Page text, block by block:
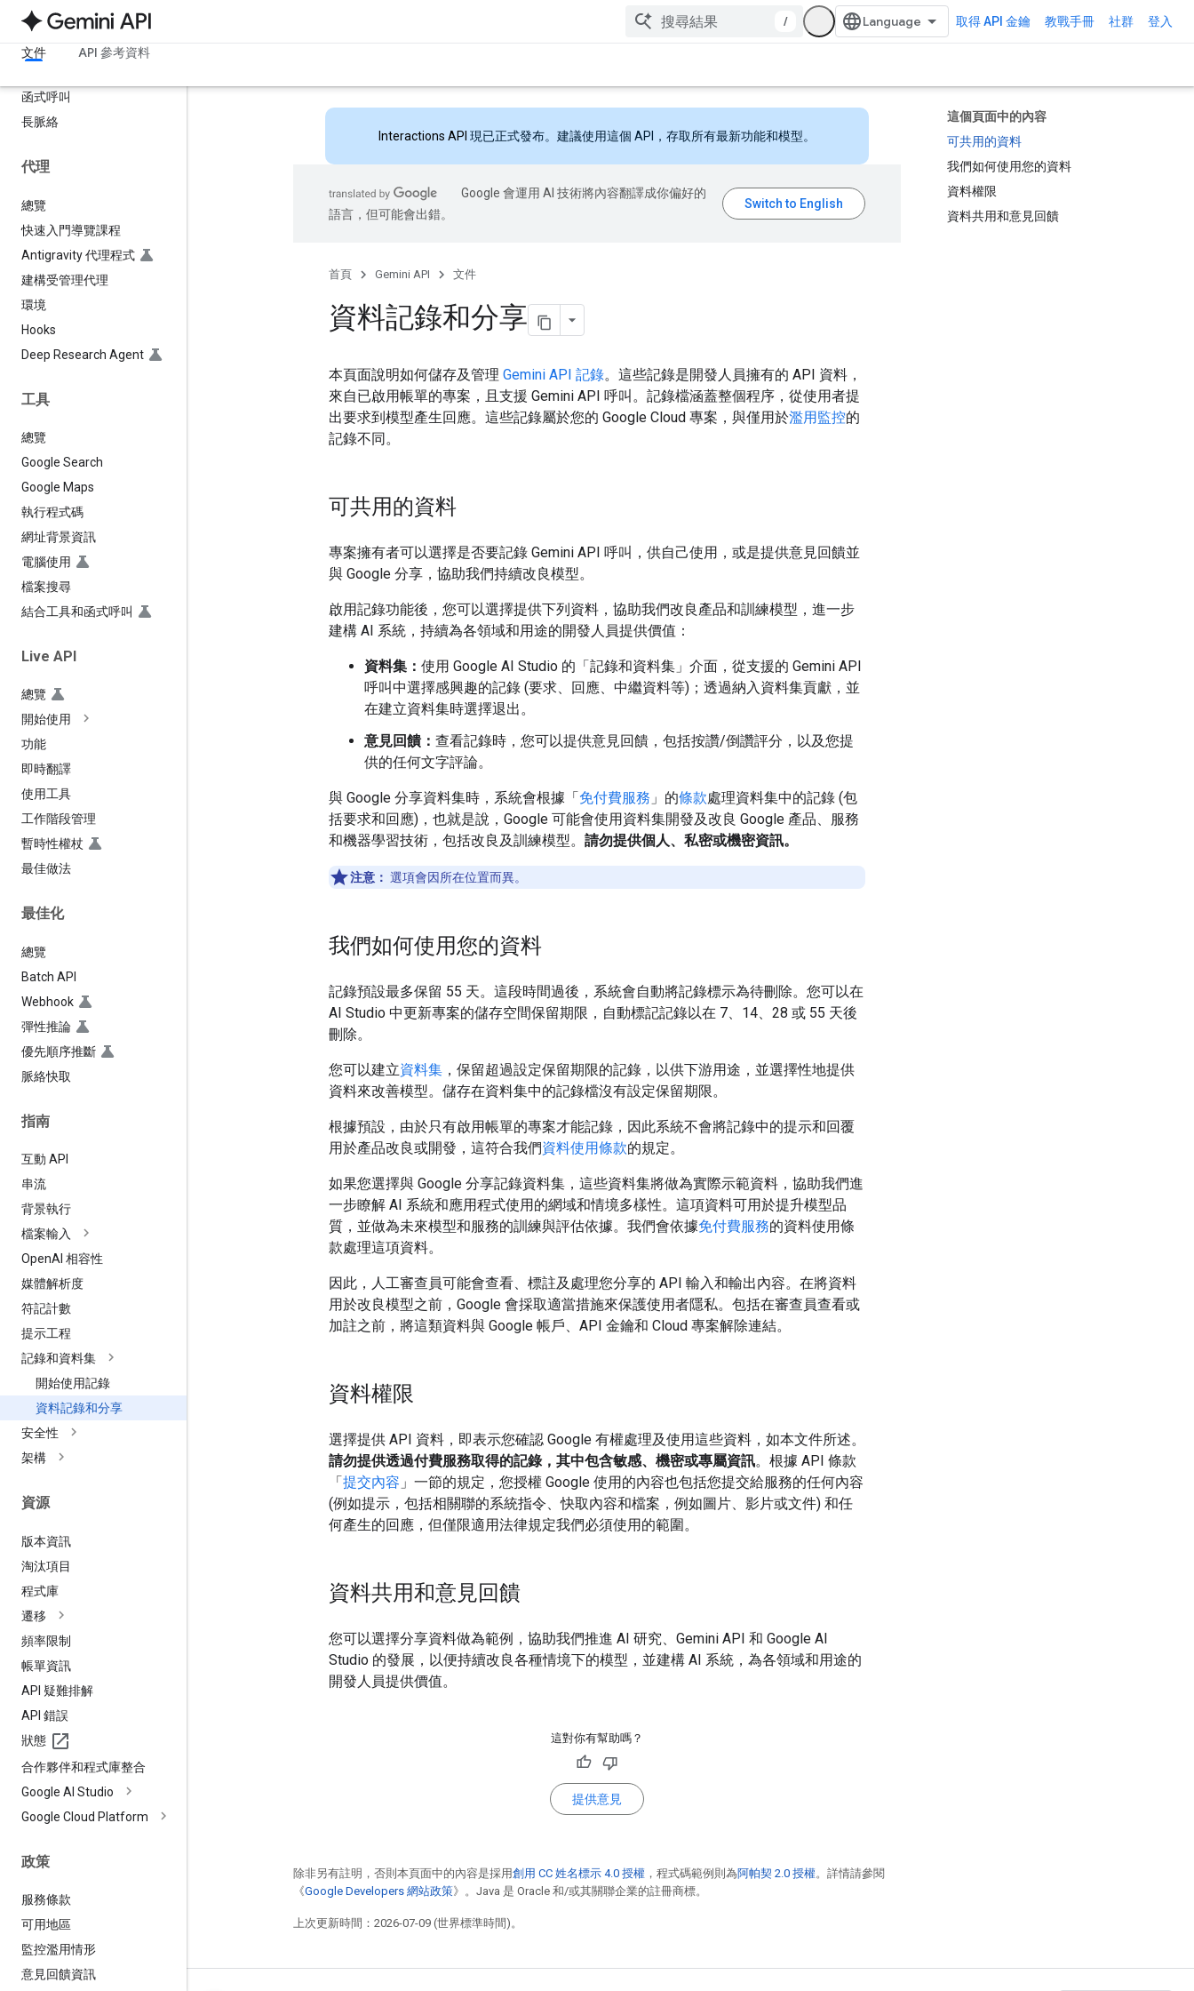
/ 取得 API 金鑰 教戰手冊 社群 登入
文件 API 參考資料
語音和音訊
思考型
函式呼叫
長脈絡
代理
總覽
快速入門導覽課程
Antigravity 代理程式
建構受管理代理
環境
Hooks
Deep Research Agent
工具
總覽
Google Search
Google Maps
執行程式碼
網址背景資訊
電腦使用
檔案搜尋
結合工具和函式呼叫
Live API
總覽
開始使用
功能
即時翻譯
使用工具
工作階段管理
暫時性權杖
最佳做法
最佳化
總覽
Batch API
Webhook
彈性推論
優先順序推斷
脈絡快取
指南
互動 API
串流
背景執行
檔案輸入
OpenAI 相容性
媒體解析度
符記計數
提示工程
記錄和資料集
開始使用記錄
資料記錄和分享
安全性
架構
資源
版本資訊
淘汰項目
程式庫
遷移
頻率限制
帳單資訊
API 疑難排解
API 錯誤
狀態
合作夥伴和程式庫整合
Google AI Studio
Google Cloud Platform
政策
服務條款
可用地區
監控濫用情形
意見回饋資訊
這個頁面中的內容
可共用的資料
我們如何使用您的資料
資料權限
資料共用和意見回饋
Interactions API 現已正式發布。建議使用這個 API，存取所有最新功能和模型。
Google 會運用 AI 技術將內容翻譯成你偏好的
語言，但可能會出錯。
首頁 Gemini API 文件
資料記錄和分享
本頁面說明如何儲存及管理 Gemini API 記錄。這些記錄是開發人員擁有的 API 資料，
來自已啟用帳單的專案，且支援 Gemini API 呼叫。記錄檔涵蓋整個程序，從使用者提
出要求到模型產生回應。這些記錄屬於您的 Google Cloud 專案，與僅用於濫用監控的
記錄不同。
可共用的資料
專案擁有者可以選擇是否要記錄 Gemini API 呼叫，供自己使用，或是提供意見回饋並
與 Google 分享，協助我們持續改良模型。
啟用記錄功能後，您可以選擇提供下列資料，協助我們改良產品和訓練模型，進一步
建構 AI 系統，持續為各領域和用途的開發人員提供價值：
資料集： 使用 Google AI Studio 的「記錄和資料集」介面，從支援的 Gemini API
呼叫中選擇感興趣的記錄 (要求、回應、中繼資料等)；透過納入資料集貢獻，並
在建立資料集時選擇退出。
意見回饋： 查看記錄時，您可以提供意見回饋，包括按讚/倒讚評分，以及您提
供的任何文字評論。
與 Google 分享資料集時，系統會根據「免付費服務 」的條款處理資料集中的記錄 (包
括要求和回應)，也就是說，Google 可能會使用資料集開發及改良 Google 產品、服務
和機器學習技術，包括改良及訓練模型。 請勿提供個人、私密或機密資訊。
注意： 選項會因所在位置而異。
我們如何使用您的資料
記錄預設最多保留 55 天。這段時間過後，系統會自動將記錄標示為待刪除。您可以在
AI Studio 中更新專案的儲存空間保留期限，自動標記記錄以在 7、14、28 或 55 天後
刪除。
您可以建立資料集 ，保留超過設定保留期限的記錄，以供下游用途，並選擇性地提供
資料來改善模型。儲存在資料集中的記錄檔沒有設定保留期限。
根據預設，由於只有啟用帳單的專案才能記錄，因此系統不會將記錄中的提示和回覆
用於產品改良或開發，這符合我們資料使用條款的規定。
如果您選擇與 Google 分享記錄資料集，這些資料集將做為實際示範資料，協助我們進
一步瞭解 AI 系統和應用程式使用的網域和情境多樣性。這項資料可用於提升模型品
質，並做為未來模型和服務的訓練與評估依據。我們會依據免付費服務的資料使用條
款處理這項資料。
因此，人工審查員可能會查看、標註及處理您分享的 API 輸入和輸出內容。在將資料
用於改良模型之前，Google 會採取適當措施來保護使用者隱私。包括在審查員查看或
加註之前，將這類資料與 Google 帳戶、API 金鑰和 Cloud 專案解除連結。
資料權限
選擇提供 API 資料，即表示您確認 Google 有權處理及使用這些資料，如本文件所述。
請勿提供透過付費服務取得的記錄，其中包含敏感、機密或專屬資訊。根據 API 條款
「提交內容 」一節的規定，您授權 Google 使用的內容也包括您提交給服務的任何內容
(例如提示，包括相關聯的系統指令、快取內容和檔案，例如圖片、影片或文件) 和任
何產生的回應，但僅限適用法律規定我們必須使用的範圍。
資料共用和意見回饋
您可以選擇分享資料做為範例，協助我們推進 AI 研究、Gemini API 和 Google AI
Studio 的發展，以便持續改良各種情境下的模型，並建構 AI 系統，為各領域和用途的
開發人員提供價值。
這對你有幫助嗎？
提供意見
除非另有註明，否則本頁面中的內容是採用創用 CC 姓名標示 4.0 授權 ，程式碼範例則為阿帕契 2.0 授權。詳情請參閱
《Google Developers 網站政策》。Java 是 Oracle 和/或其關聯企業的註冊商標。
上次更新時間：2026-07-09 (世界標準時間)。